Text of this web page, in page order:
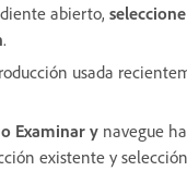
abierto,
.
usada
Examinar y navegue
existente y